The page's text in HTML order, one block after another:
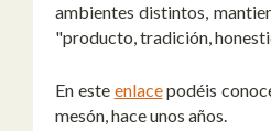
ambientes distintos,
"producto, tradición,
En este enlacepodéis
mesón, hace unos años.